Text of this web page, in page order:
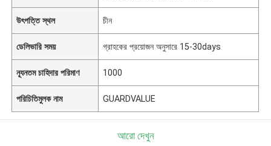
উৎপত্তি স্থল চীন
ডেলিভারি সময় গ্রাহকের প্রয়োজন অনুসারে 15-30days
ন্যূনতম চাহিদার পরিমাণ 1000
পরিচিতিমুলক নাম GUARDVALUE
আরো দেখুন